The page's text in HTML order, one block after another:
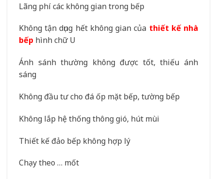
Lãng phí các không gian trong bếp
Không tận dụng hết không gian của thiết kế nhà
bếp hình chữ U
Ánh sánh thường không được tốt, thiếu ánh
sáng
Không đầu tư cho đá ốp mặt bếp, tường bếp
Không lắp hệ thống thông gió, hút mùi
Thiết kế đảo bếp không hợp lý
Chạy theo … mốt